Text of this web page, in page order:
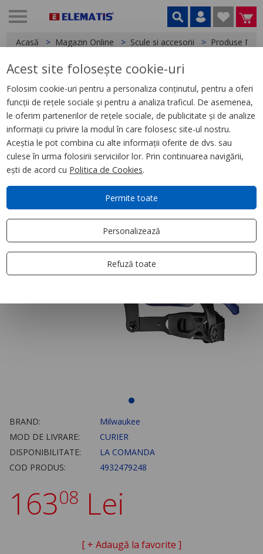
Acasă Magazin Online Scule si accesorii Produse
< Produse Milwaukee
Cască albastră neventilată
BOLT™100 - 1 buc.
BRAND:
Milwaukee
MOD DE LIVRARE:
CURIER
DISPONIBILITATE:
LA COMANDA
COD PRODUS:
4932479248
16308 Lei
[ + Adaugă la favorite ]
Acest site folosește cookie-uri
Folosim cookie-uri pentru a personaliza conținutul, pentru a oferi
funcții de rețele sociale și pentru a analiza traficul. De asemenea,
le oferim partenerilor de rețele sociale, de publicitate și de analize
informații cu privire la modul în care folosesc site-ul nostru.
Aceștia le pot combina cu alte informații oferite de dvs. sau
culese în urma folosirii serviciilor lor. Prin continuarea navigării,
ești de acord cu Politica de Cookies.
Permite toate
Personalizează
Refuză toate